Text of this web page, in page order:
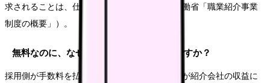
求されることは、仕組み上ありません（厚生労働省「職業紹介事業
制度の概要」）。
無料なのに、なぜあんなに連絡が来るのですか？
採用側が手数料を払う＝あなたが入職することが紹介会社の収益に